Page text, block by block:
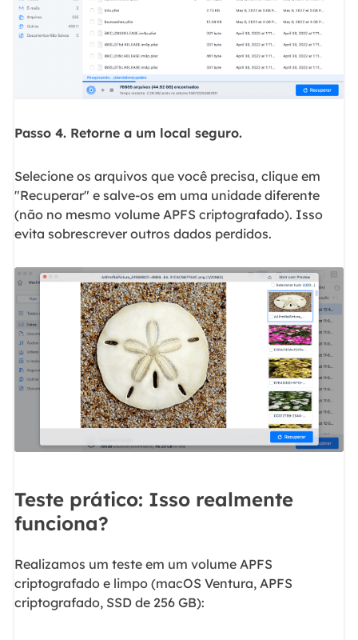
Passo 4. Retorne a um local seguro.
Selecione os arquivos que você precisa, clique em
"Recuperar" e salve-os em uma unidade diferente
(não no mesmo volume APFS criptografado). Isso
evita sobrescrever outros dados perdidos.
Teste prático: Isso realmente
funciona?
Realizamos um teste em um volume APFS
criptografado e limpo (macOS Ventura, APFS
criptografado, SSD de 256 GB):